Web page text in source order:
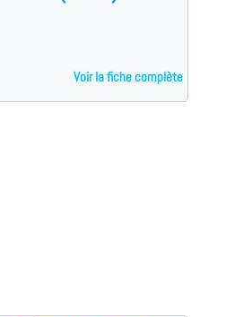
Voir la fiche complète